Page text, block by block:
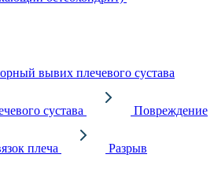
вывих плечевого сустава
сустава Повреждение
плеча Разрыв